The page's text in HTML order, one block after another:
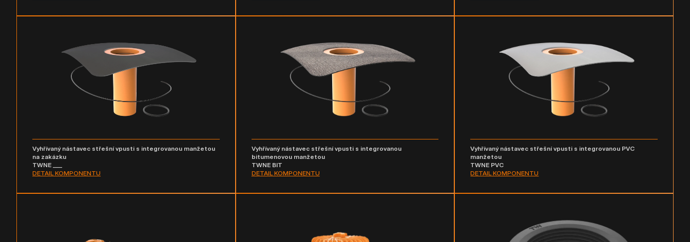
Vyhřívaný nástavec střešní vpusti s integrovanou manžetou
na zakázku
TWNE ___
DETAIL KOMPONENTU
Vyhřívaný nástavec střešní vpusti s integrovanou
bitumenovou manžetou
TWNE BIT
DETAIL KOMPONENTU
Vyhřívaný nástavec střešní vpusti s integrovanou PVC
manžetou
TWNE PVC
DETAIL KOMPONENTU